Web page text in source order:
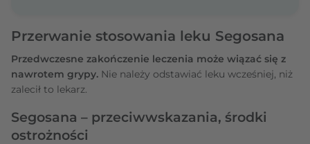
Przerwanie stosowania leku Segosana
Przedwczesne zakończenie leczenia może wiązać się z
nawrotem grypy. Nie należy odstawiać leku wcześniej, niż
zalecił to lekarz.
Segosana – przeciwwskazania, środki
ostrożności